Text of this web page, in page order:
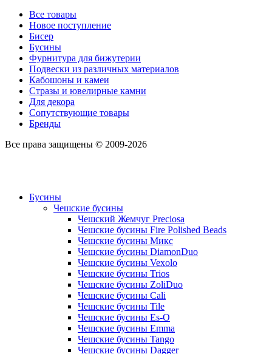
Все товары
Новое поступление
Бисер
Бусины
Фурнитура для бижутерии
Подвески из различных материалов
Кабошоны и камеи
Стразы и ювелирные камни
Для декора
Сопутствующие товары
Бренды
Все права защищены © 2009-2026
Бусины
Чешские бусины
Чешский Жемчуг Preciosa
Чешские бусины Fire Polished Beads
Чешские бусины Микс
Чешские бусины DiamonDuo
Чешские бусины Vexolo
Чешские бусины Trios
Чешские бусины ZoliDuo
Чешские бусины Cali
Чешские бусины Tile
Чешские бусины Es-O
Чешские бусины Emma
Чешские бусины Tango
Чешские бусины Dagger